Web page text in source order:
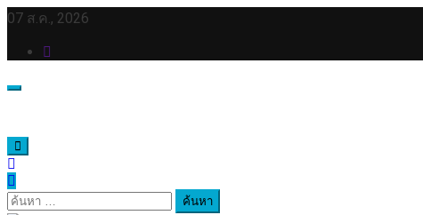
Skip
content
07 ส.ค., 2026
ค้นหา